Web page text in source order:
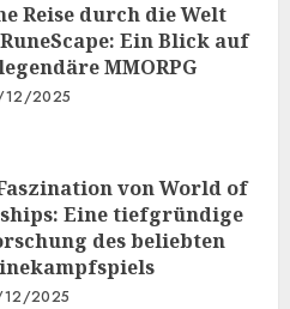
Reise durch die Welt
Ein Blick auf
MMORPG
12/2025
von World of
Eine tiefgründige
des beliebten
2025